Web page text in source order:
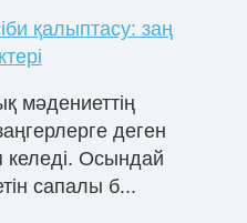
қалыптасу: заң
мәдениеттің
деген
келеді. Осындай
сапалы б...